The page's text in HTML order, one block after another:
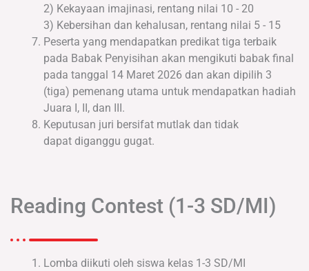
2) Kekayaan imajinasi, rentang nilai 10 - 20
3) Kebersihan dan kehalusan, rentang nilai 5 - 15
Peserta yang mendapatkan predikat tiga terbaik
pada Babak Penyisihan akan mengikuti babak final
pada tanggal 14 Maret 2026 dan akan dipilih 3
(tiga) pemenang utama untuk mendapatkan hadiah
Juara I, II, dan III.
Keputusan juri bersifat mutlak dan tidak
dapat diganggu gugat.
Reading Contest (1-3 SD/MI)
Lomba diikuti oleh siswa kelas 1-3 SD/MI